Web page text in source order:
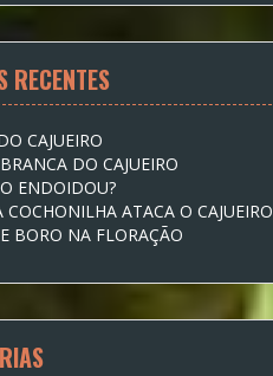
RECENTES
CAJUEIRO
DO CAJUEIRO
ENDOIDOU?
COCHONILHA ATACA O CAJUEIRO
BORO NA FLORAÇÃO